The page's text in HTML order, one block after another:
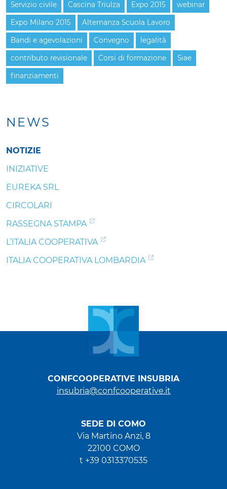
NEWS
NOTIZIE
INIZIATIVE
EUREKA SRL
CIRCOLARI
RASSEGNA STAMPA
L’ITALIA COOPERATIVA
ITALIA COOPERATIVA LOMBARDIA
Servizio civile Cascina Triulza Expo 2015 webinar
Expo Milano 2015 Alternanza Scuola Lavoro
Bandi e agevolazioni Convegno legalità
contributo revisionale Corsi di formazione Siae
finanziamenti
CONFCOOPERATIVE INSUBRIA
insubria@confcooperative.it
SEDE DI COMO
Via Martino Anzi, 8
22100 COMO
t +39 0313370535